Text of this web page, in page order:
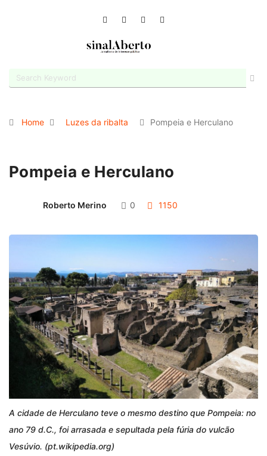
Home Luzes da ribalta Pompeia e Herculano
Pompeia e Herculano
Roberto Merino 0 1150
A cidade de Herculano teve o mesmo destino que Pompeia: no
ano 79 d.C., foi arrasada e sepultada pela fúria do vulcão
Vesúvio. (pt.wikipedia.org)